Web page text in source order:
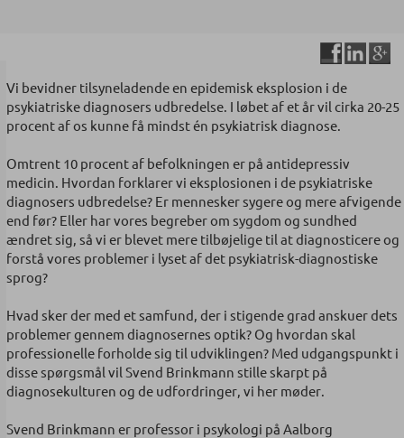
Vi bevidner tilsyneladende en epidemisk eksplosion i de
psykiatriske diagnosers udbredelse. I løbet af et år vil cirka 20-25
procent af os kunne få mindst én psykiatrisk diagnose.
Omtrent 10 procent af befolkningen er på antidepressiv
medicin. Hvordan forklarer vi eksplosionen i de psykiatriske
diagnosers udbredelse? Er mennesker sygere og mere afvigende
end før? Eller har vores begreber om sygdom og sundhed
ændret sig, så vi er blevet mere tilbøjelige til at diagnosticere og
forstå vores problemer i lyset af det psykiatrisk-diagnostiske
sprog?
Hvad sker der med et samfund, der i stigende grad anskuer dets
problemer gennem diagnosernes optik? Og hvordan skal
professionelle forholde sig til udviklingen? Med udgangspunkt i
disse spørgsmål vil Svend Brinkmann stille skarpt på
diagnosekulturen og de udfordringer, vi her møder.
Svend Brinkmann er professor i psykologi på Aalborg